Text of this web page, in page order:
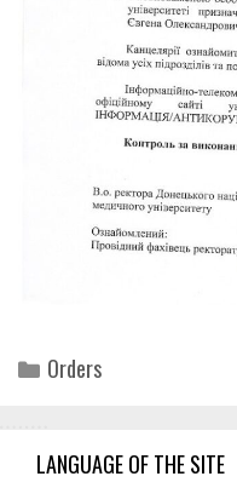
Categories
Orders
LANGUAGE OF THE SITE